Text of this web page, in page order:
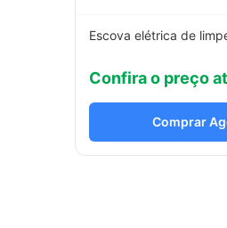
Escova elétrica de
Confira o preço
Comprar